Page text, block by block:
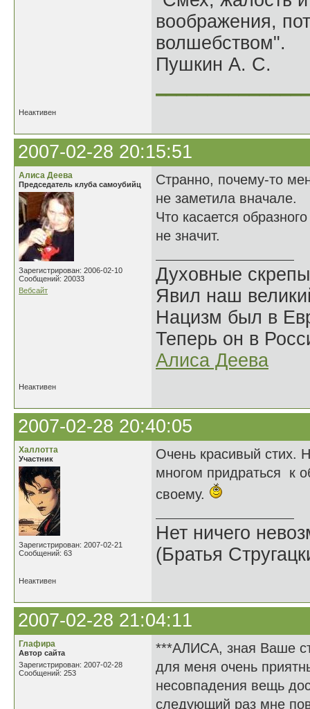
воображения,
волшебством".
Пушкин А. С.
Неактивен
2007-02-28 20:15:51
Алиса Деева
Председатель клуба самоубийц
Зарегистрирован: 2006-02-10
Сообщений: 20033
Вебсайт
Странно, почему-то
не заметила вначале.
Что касается
не значит.
Духовные
Явил наш
Нацизм был в
Теперь он в
Алиса Деева
Неактивен
2007-02-28 20:40:05
Халлотта
Участник
Зарегистрирован: 2007-02-21
Сообщений: 63
Очень красивый стих.
многом придраться к
своему.
Нет ничего
(Братья
Неактивен
2007-02-28 21:04:11
Глафира
Автор сайта
Зарегистрирован: 2007-02-28
Сообщений: 253
***АЛИСА, зная Ваше
для меня очень
несовпадения вещь
следующий раз мне